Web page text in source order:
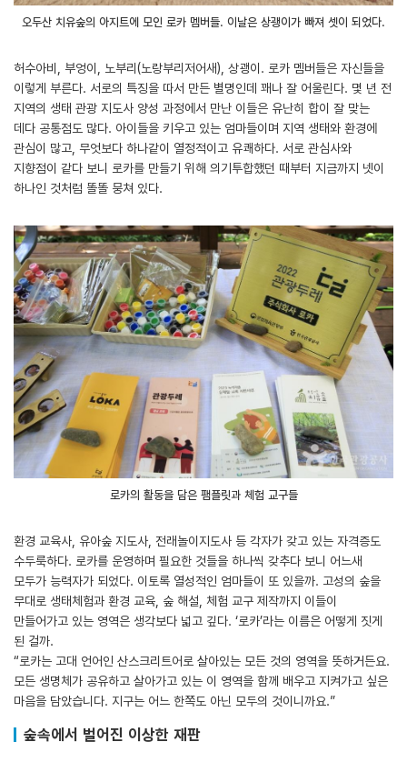
오두산 치유숲의 아지트에 모인 로카 멤버들. 이날은 상괭이가 빠져 셋이 되었다.
허수아비, 부엉이, 노부리(노랑부리저어새), 상괭이. 로카 멤버들은 자신들을
이렇게 부른다. 서로의 특징을 따서 만든 별명인데 꽤나 잘 어울린다. 몇 년 전
지역의 생태 관광 지도사 양성 과정에서 만난 이들은 유난히 합이 잘 맞는
데다 공통점도 많다. 아이들을 키우고 있는 엄마들이며 지역 생태와 환경에
관심이 많고, 무엇보다 하나같이 열정적이고 유쾌하다. 서로 관심사와
지향점이 같다 보니 로카를 만들기 위해 의기투합했던 때부터 지금까지 넷이
하나인 것처럼 똘똘 뭉쳐 있다.
로카의 활동을 담은 팸플릿과 체험 교구들
환경 교육사, 유아숲 지도사, 전래놀이지도사 등 각자가 갖고 있는 자격증도
수두룩하다. 로카를 운영하며 필요한 것들을 하나씩 갖추다 보니 어느새
모두가 능력자가 되었다. 이토록 열성적인 엄마들이 또 있을까. 고성의 숲을
무대로 생태체험과 환경 교육, 숲 해설, 체험 교구 제작까지 이들이
만들어가고 있는 영역은 생각보다 넓고 깊다. ‘로카’라는 이름은 어떻게 짓게
된 걸까.
“로카는 고대 언어인 산스크리트어로 살아있는 모든 것의 영역을 뜻하거든요.
모든 생명체가 공유하고 살아가고 있는 이 영역을 함께 배우고 지켜가고 싶은
마음을 담았습니다. 지구는 어느 한쪽도 아닌 모두의 것이니까요.”
숲속에서 벌어진 이상한 재판